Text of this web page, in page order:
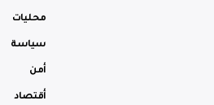
محليات
سياسة
أمن
أقتصاد